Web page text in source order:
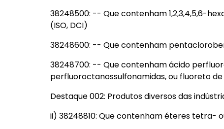
38248500: -- Que contenham 1,2,3,4,5,6-
(ISO, DCI)
38248600: -- Que contenham
38248700: -- Que contenham ácido
perfluoroctanossulfonamidas, ou fluoreto
Destaque 002: Produtos diversos das
ii) 38248810: Que contenham éteres tetra-